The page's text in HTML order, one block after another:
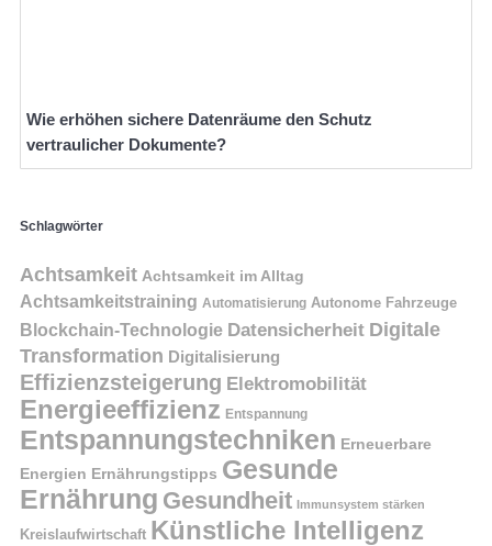
Wie erhöhen sichere Datenräume den Schutz
vertraulicher Dokumente?
Schlagwörter
Achtsamkeit Achtsamkeit im Alltag
Achtsamkeitstraining Automatisierung Autonome Fahrzeuge
Blockchain-Technologie Datensicherheit Digitale
Transformation Digitalisierung
Effizienzsteigerung Elektromobilität
Energieeffizienz Entspannung
Entspannungstechniken Erneuerbare
Energien Ernährungstipps Gesunde
Ernährung Gesundheit Immunsystem stärken
Kreislaufwirtschaft Künstliche Intelligenz